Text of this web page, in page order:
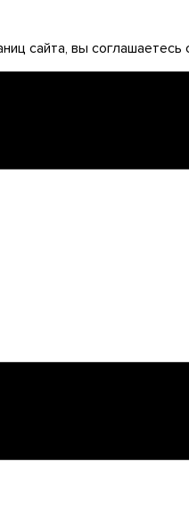
сайта, вы соглашаетесь